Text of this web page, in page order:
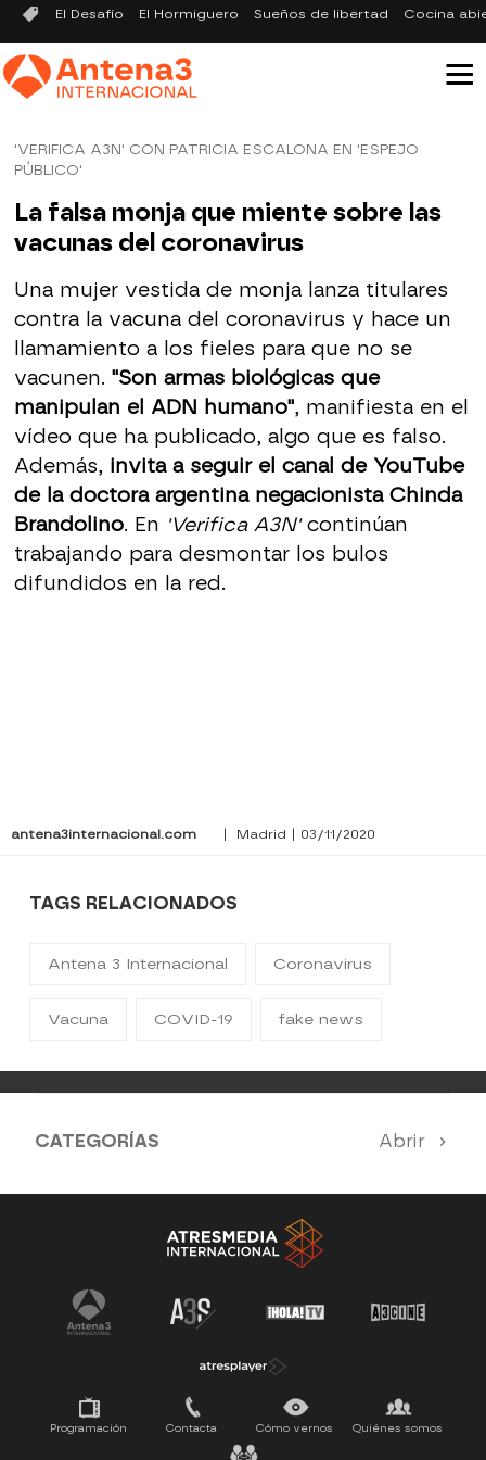
El Desafío El Hormiguero Sueños de libertad Cocina
'VERIFICA A3N' CON PATRICIA ESCALONA EN 'ESPEJO
PÚBLICO'
La falsa monja que miente sobre las
vacunas del coronavirus
Una mujer vestida de monja lanza titulares
contra la vacuna del coronavirus y hace un
llamamiento a los fieles para que no se
vacunen. "Son armas biológicas que
manipulan el ADN humano", manifiesta en el
vídeo que ha publicado, algo que es falso.
Además, invita a seguir el canal de YouTube
de la doctora argentina negacionista Chinda
Brandolino. En 'Verifica A3N'continúan
trabajando para desmontar los bulos
difundidos en la red.
antena3internacional.com | Madrid | 03/11/2020
TAGS RELACIONADOS
Antena 3 Internacional Coronavirus
Vacuna COVID-19 fake news
CATEGORÍAS Abrir
Antena 3 Noticias El Hormiguero
Tu cara me suena Pasapalabra
Programación Contacta Cómo vernos Quiénes somos